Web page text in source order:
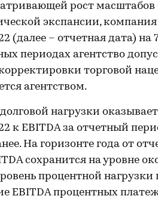
рост масштабов
экспансии,
(далее – отчетная дата) на
периодах агентство
торговой
агентством.
нагрузки
к EBITDA за отчетный
На горизонте года от
сохранится на уровне
процентной
EBITDA процентных